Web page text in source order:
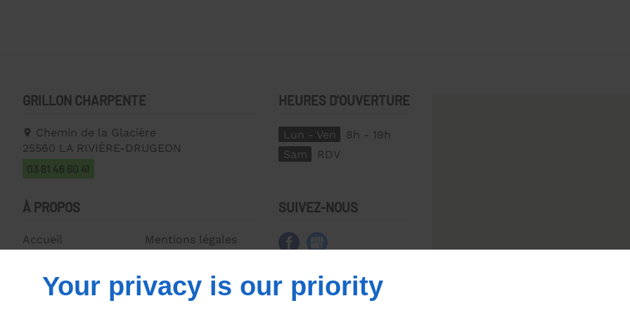
GRILLON CHARPENTE
Chemin de la Glacière
25560 LA RIVIÈRE-DRUGEON
03 81 46 60 41
HEURES D'OUVERTURE
Lun - Ven
8h - 19h
Sam
RDV
À PROPOS
Accueil
Mentions légales
SUIVEZ-NOUS
Your privacy is our priority